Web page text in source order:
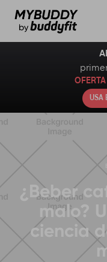
¿Beber
malo?
ciencia
USA